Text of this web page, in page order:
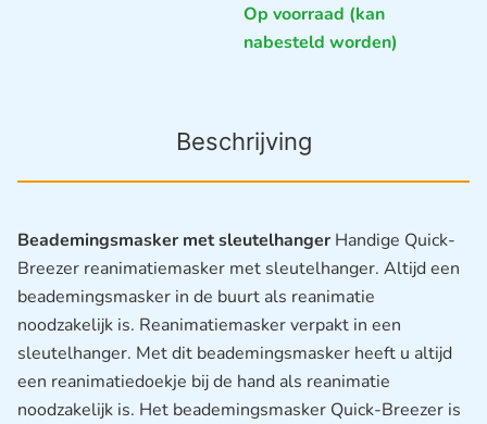
Op voorraad (kan
nabesteld worden)
Beschrijving
Beademingsmasker met sleutelhanger Handige Quick-
Breezer reanimatiemasker met sleutelhanger. Altijd een
beademingsmasker in de buurt als reanimatie
noodzakelijk is. Reanimatiemasker verpakt in een
sleutelhanger. Met dit beademingsmasker heeft u altijd
een reanimatiedoekje bij de hand als reanimatie
noodzakelijk is. Het beademingsmasker Quick-Breezer is